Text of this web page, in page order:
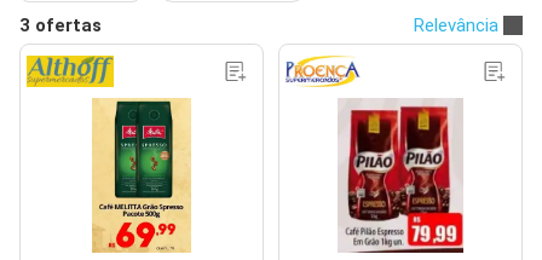
3 ofertas
Relevância